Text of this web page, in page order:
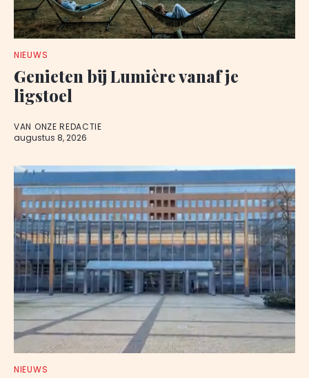
NIEUWS
Genieten bij Lumière vanaf je
ligstoel
VAN ONZE REDACTIE
augustus 8, 2026
NIEUWS